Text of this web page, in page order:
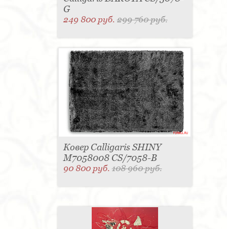
G
249 800 руб.299 760 руб.
Ковер Calligaris SHINY
M7058008 CS/7058-B
90 800 руб.108 960 руб.